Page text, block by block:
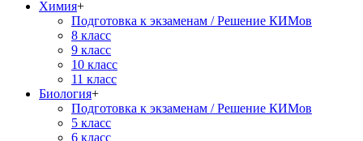
Химия+
Подготовка к экзаменам / Решение КИМов
8 класс
9 класс
10 класс
11 класс
Биология+
Подготовка к экзаменам / Решение КИМов
5 класс
6 класс